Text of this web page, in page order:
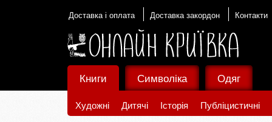
Доставка і оплата Доставка закордон Контакти
Книги
Художні Дитячі Історія Публіцистичні
Символіка Одяг